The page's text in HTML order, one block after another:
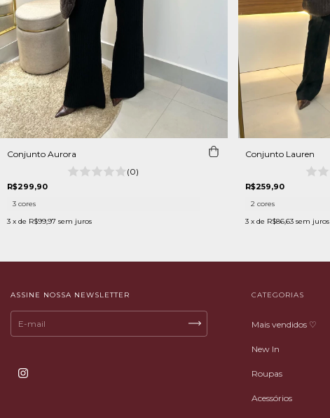
Conjunto Aurora
(0)
R$299,90
3 cores
3 x de R$99,97 sem juros
Conjunto Lauren
R$259,90
2 cores
3 x de R$86,63 sem juros
ASSINE NOSSA NEWSLETTER CATEGORIAS
Mais vendidos ♡
New In
Roupas
Acessórios